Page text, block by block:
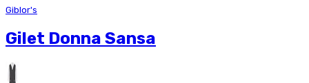
Giblor's
Gilet Donna Sansa